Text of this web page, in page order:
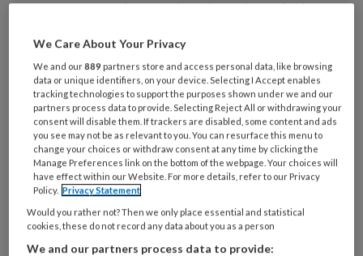
Zuster Meyboom signaleerde ooit dat
Leusden directrice werd van een van
de eerste twee hogere
beroepsopleidingen in de
verpleegkunde, precies de enige
dochter van een directeur was die ze
in de verpleging was tegengekomen.
De hogere klassen haalden de neus
nog steeds op voor de verpleging.
We Care About Your Privacy
We and our889 partners store and access personal data, like browsing
data or unique identifiers, on your device. Selecting I Accept enables
tracking technologies to support the purposes shown under we and our
partners process data to provide. Selecting Reject All or withdrawing your
consent will disable them. If trackers are disabled, some content and ads
you see may not be as relevant to you. You can resurface this menu to
change your choices or withdraw consent at any time by clicking the
Manage Preferences link on the bottom of the webpage. Your choices will
have effect within our Website. For more details, refer to our Privacy
Policy. Privacy Statement
Would you rather not? Then we only place essential and statistical
cookies, these do not record any data about you as a person
We and our partners process data to provide: